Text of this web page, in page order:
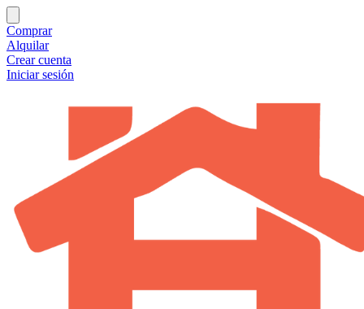
Comprar
Alquilar
Crear cuenta
Iniciar sesión